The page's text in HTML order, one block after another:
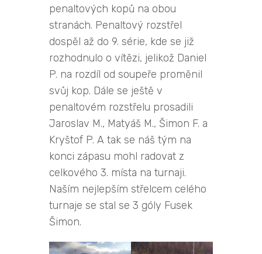
penaltových kopů na obou
stranách. Penaltový rozstřel
dospěl až do 9. série, kde se již
rozhodnulo o vítězi, jelikož Daniel
P. na rozdíl od soupeře proměnil
svůj kop. Dále se ještě v
penaltovém rozstřelu prosadili
Jaroslav M., Matyáš M., Šimon F. a
Kryštof P. A tak se náš tým na
konci zápasu mohl radovat z
celkového 3. místa na turnaji.
Naším nejlepším střelcem celého
turnaje se stal se 3 góly Fusek
Šimon.